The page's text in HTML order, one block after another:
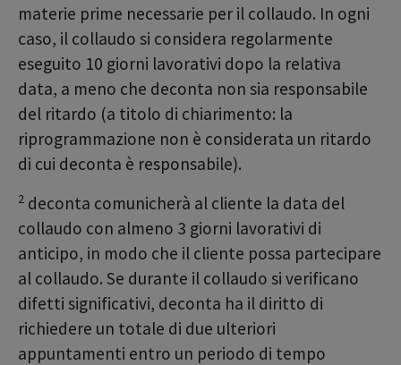
materie prime necessarie per il collaudo. In ogni
caso, il collaudo si considera regolarmente
eseguito 10 giorni lavorativi dopo la relativa
data, a meno che deconta non sia responsabile
del ritardo (a titolo di chiarimento: la
riprogrammazione non è considerata un ritardo
di cui deconta è responsabile).
2 deconta comunicherà al cliente la data del
collaudo con almeno 3 giorni lavorativi di
anticipo, in modo che il cliente possa partecipare
al collaudo. Se durante il collaudo si verificano
difetti significativi, deconta ha il diritto di
richiedere un totale di due ulteriori
appuntamenti entro un periodo di tempo